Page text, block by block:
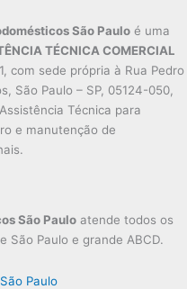
São Paulo é uma
TÉCNICA COMERCIAL
com sede própria à Rua Pedro
São Paulo – SP, 05124-050,
Técnica para
e manutenção de
São Paulo atende todos os
São Paulo e grande ABCD.
Paulo